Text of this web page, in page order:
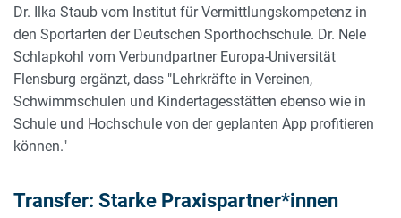
Dr. Ilka Staub vom Institut für Vermittlungskompetenz in
den Sportarten der Deutschen Sporthochschule. Dr. Nele
Schlapkohl vom Verbundpartner Europa-Universität
Flensburg ergänzt, dass "Lehrkräfte in Vereinen,
Schwimmschulen und Kindertagesstätten ebenso wie in
Schule und Hochschule von der geplanten App profitieren
können."
Transfer: Starke Praxispartner*innen